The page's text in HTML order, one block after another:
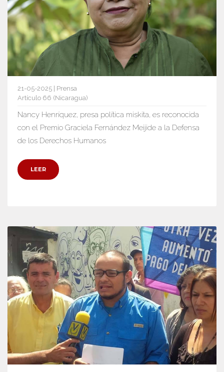
21-05-2025 | Prensa
Artículo 66 (Nicaragua)
Nancy Henríquez, presa política miskita, es reconocida
con el Premio Graciela Fernández Meijide a la Defensa
de los Derechos Humanos
LEER